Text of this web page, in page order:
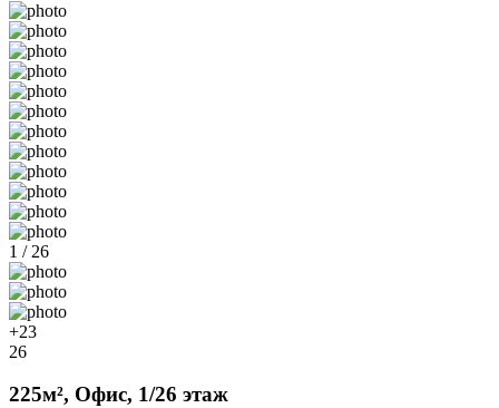
1 / 26
+23
26
225м², Офис, 1/26 этаж